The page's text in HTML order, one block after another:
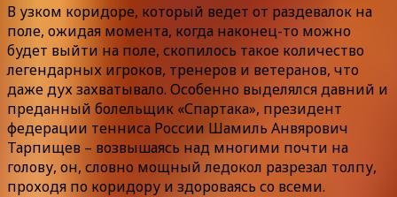
В узком коридоре, который ведет от раздевалок на
поле, ожидая момента, когда наконец-то можно
будет выйти на поле, скопилось такое количество
легендарных игроков, тренеров и ветеранов, что
даже дух захватывало. Особенно выделялся давний и
преданный болельщик «Спартака», президент
федерации тенниса России Шамиль Анвярович
Тарпищев – возвышаясь над многими почти на
голову, он, словно мощный ледокол разрезал толпу,
проходя по коридору и здороваясь со всеми.